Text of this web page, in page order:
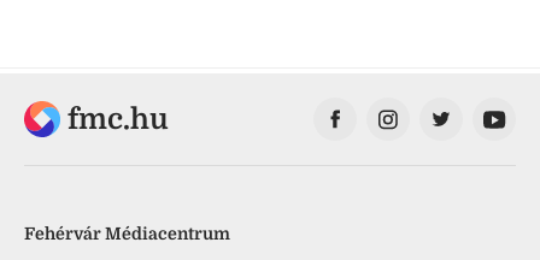
fmc.hu
Fehérvár Médiacentrum